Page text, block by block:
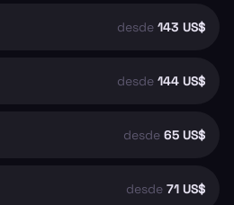
desde 143 US$
desde 144 US$
desde 65 US$
desde 71 US$